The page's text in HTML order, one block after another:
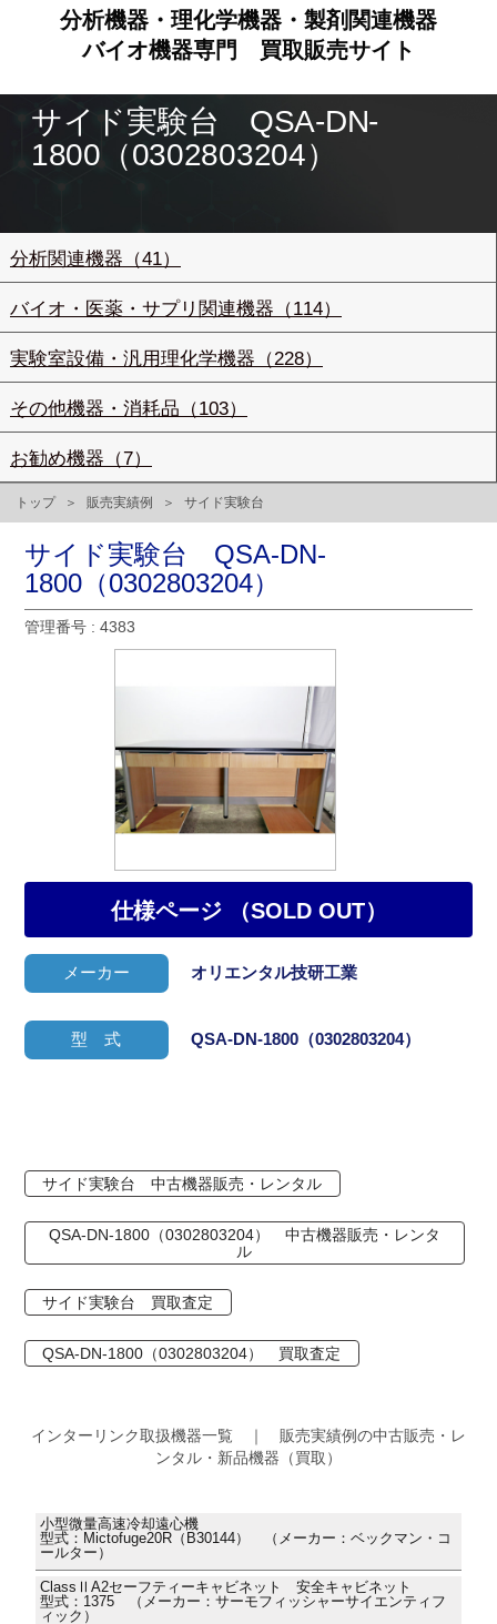
分析機器・理化学機器・製剤関連機器
バイオ機器専門
買取販売サイト
サイド実験台 QSA-DN-
1800（0302803204）
分析関連機器（41）
バイオ・医薬・サプリ関連機器（114）
実験室設備・汎用理化学機器（228）
その他機器・消耗品（103）
お勧め機器（7）
トップ 販売実績例 サイド実験台
サイド実験台 QSA-DN-
1800（0302803204）
管理番号 : 4383
メーカー オリエンタル技研工業
仕様ページ （SOLD OUT）
型 式 QSA-DN-1800（0302803204）
サイド実験台 中古機器販売・レンタル
QSA-DN-1800（0302803204） 中古機器販売・レンタ
ル
サイド実験台 買取査定
QSA-DN-1800（0302803204） 買取査定
インターリンク取扱機器一覧 ｜ 販売実績例の中古販売・レ
ンタル・新品機器（買取）
小型微量高速冷却遠心機
型式：Mictofuge20R（B30144） （メーカー：ベックマン・コ
ールター）
ClassⅡA2セーフティーキャビネット 安全キャビネット
型式：1375 （メーカー：サーモフィッシャーサイエンティフ
ィック）